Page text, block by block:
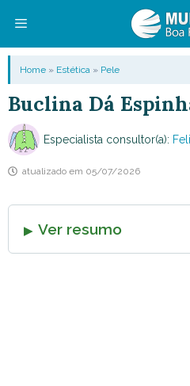
conteúdo
Menu
Home » Estética » Pele
Buclina Dá
Especialista consultor(a):
atualizado em 05/07/2026
Ver resumo